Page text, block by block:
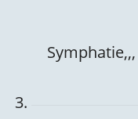
Symphatie,,,